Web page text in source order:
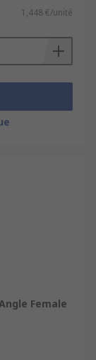
1,448 €/unité
Female